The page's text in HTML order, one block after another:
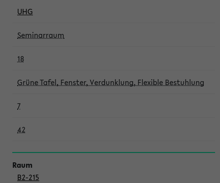
UHG
Seminarraum
18
Grüne Tafel, Fenster, Verdunklung, Flexible Bestuhlung
7
42
B2-215